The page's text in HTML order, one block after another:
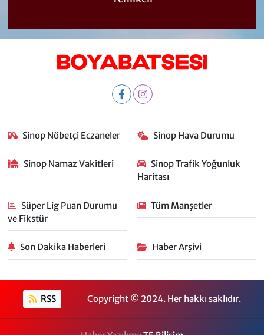
Sinop Nöbetçi Eczaneler Sinop Hava Durumu
Sinop Namaz Vakitleri
Sinop Trafik Yoğunluk
Haritası
Süper Lig Puan Durumu
ve Fikstür
Tüm Manşetler
Son Dakika Haberleri Haber Arşivi
RSS Copyright © 2024. Her hakkı saklıdır.